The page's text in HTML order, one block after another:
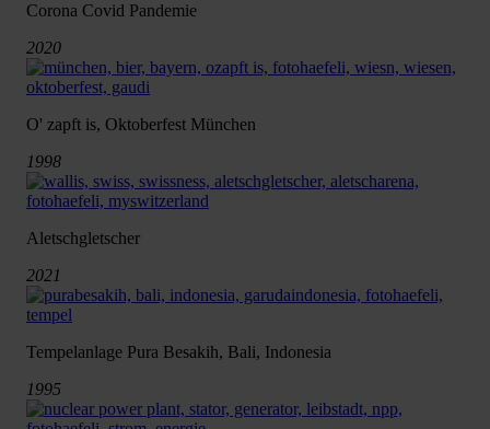
Corona Covid Pandemie
2020
O' zapft is, Oktoberfest München
1998
Aletschgletscher
2021
Tempelanlage Pura Besakih, Bali, Indonesia
1995